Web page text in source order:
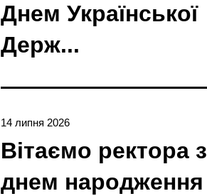
Днем Української
Держ...
14 липня 2026
Вітаємо ректора з
днем народження